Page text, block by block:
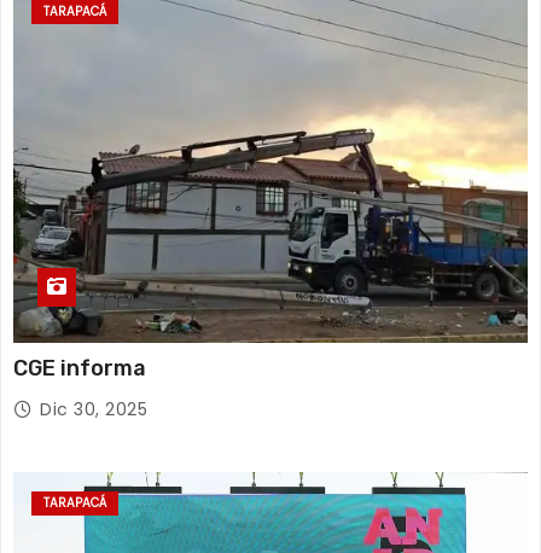
TARAPACÁ
CGE informa
Dic 30, 2025
TARAPACÁ